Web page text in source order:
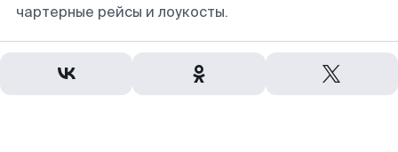
чартерные рейсы и лоукосты.